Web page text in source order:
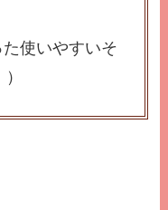
使いやすいそ